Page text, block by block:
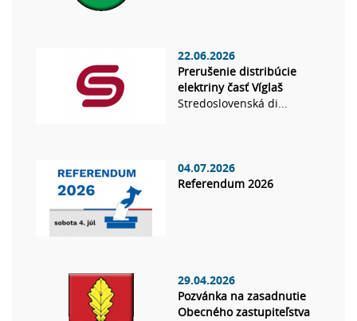
22.06.2026
Prerušenie distribúcie
elektriny časť Víglaš
Stredoslovenská di...
04.07.2026
Referendum 2026
29.04.2026
Pozvánka na zasadnutie
Obecného zastupiteľstva